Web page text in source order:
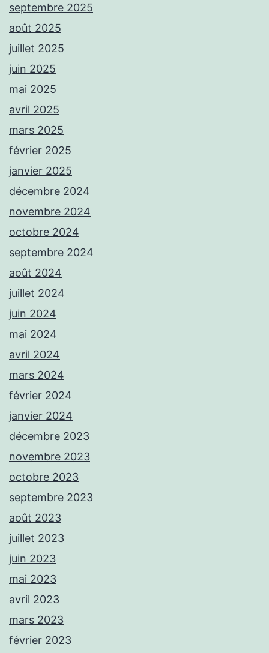
septembre 2025
août 2025
juillet 2025
juin 2025
mai 2025
avril 2025
mars 2025
février 2025
janvier 2025
décembre 2024
novembre 2024
octobre 2024
septembre 2024
août 2024
juillet 2024
juin 2024
mai 2024
avril 2024
mars 2024
février 2024
janvier 2024
décembre 2023
novembre 2023
octobre 2023
septembre 2023
août 2023
juillet 2023
juin 2023
mai 2023
avril 2023
mars 2023
février 2023